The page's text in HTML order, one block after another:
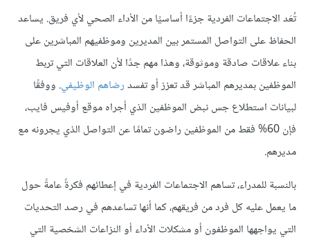
تُعَد الاجتماعات الفردية جزءًا أساسيًا من الأداء الصحي لأي فريق. يساعد
الحفاظ على التواصل المستمر بين المديرين وموظفيهم المباشرين على
بناء علاقات صادقة وموثوقة، وهذا مهم جدًا لأن العلاقات التي تربط
الموظفين بمديرهم المباشر قد تعزز أو تفسدرضاهم الوظيفي. ووفقًا
لبيانات استطلاع جس نبض الموظفين الذي أجراه موقع أوفيس فايب،
فإن 60% فقط من الموظفين راضون تمامًا عن التواصل الذي يجرونه مع
مديرهم.
بالنسبة للمدراء، تساهم الاجتماعات الفردية في إعطائهم فكرةً عامةً حول
ما يعمل عليه كل فرد من فريقهم، كما أنها تساعدهم في رصد التحديات
التي يواجهها الموظفون أو مشكلات الأداء أو النزاعات الشخصية التي